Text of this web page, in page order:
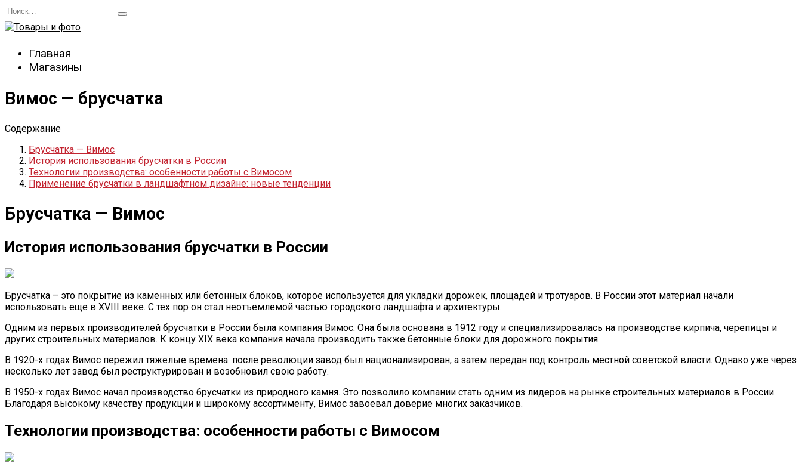
Перейти
к
содержанию
Search
for:
Главная
Магазины
Вимос — брусчатка
Содержание
Брусчатка — Вимос
История использования брусчатки в России
Технологии производства: особенности работы с Вимосом
Применение брусчатки в ландшафтном дизайне: новые тенденции
Брусчатка — Вимос
История использования брусчатки в России
Брусчатка – это покрытие из каменных или бетонных блоков, которое используется для укладки дорожек, площадей и тротуаров. В России этот материал начали
использовать еще в XVIII веке. С тех пор он стал неотъемлемой частью городского ландшафта и архитектуры.
Одним из первых производителей брусчатки в России была компания Вимос. Она была основана в 1912 году и специализировалась на производстве кирпича, черепицы и
других строительных материалов. К концу XIX века компания начала производить также бетонные блоки для дорожного покрытия.
В 1920-х годах Вимос пережил тяжелые времена: после революции завод был национализирован, а затем передан под контроль местной советской власти. Однако уже через
несколько лет завод был реструктурирован и возобновил свою работу.
В 1950-х годах Вимос начал производство брусчатки из природного камня. Это позволило компании стать одним из лидеров на рынке строительных материалов в России.
Благодаря высокому качеству продукции и широкому ассортименту, Вимос завоевал доверие многих заказчиков.
Технологии производства: особенности работы с Вимосом